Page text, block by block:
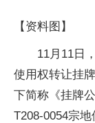
【资料图】
11月11日
使用权转让挂
下简称《挂牌
T208-0054宗地